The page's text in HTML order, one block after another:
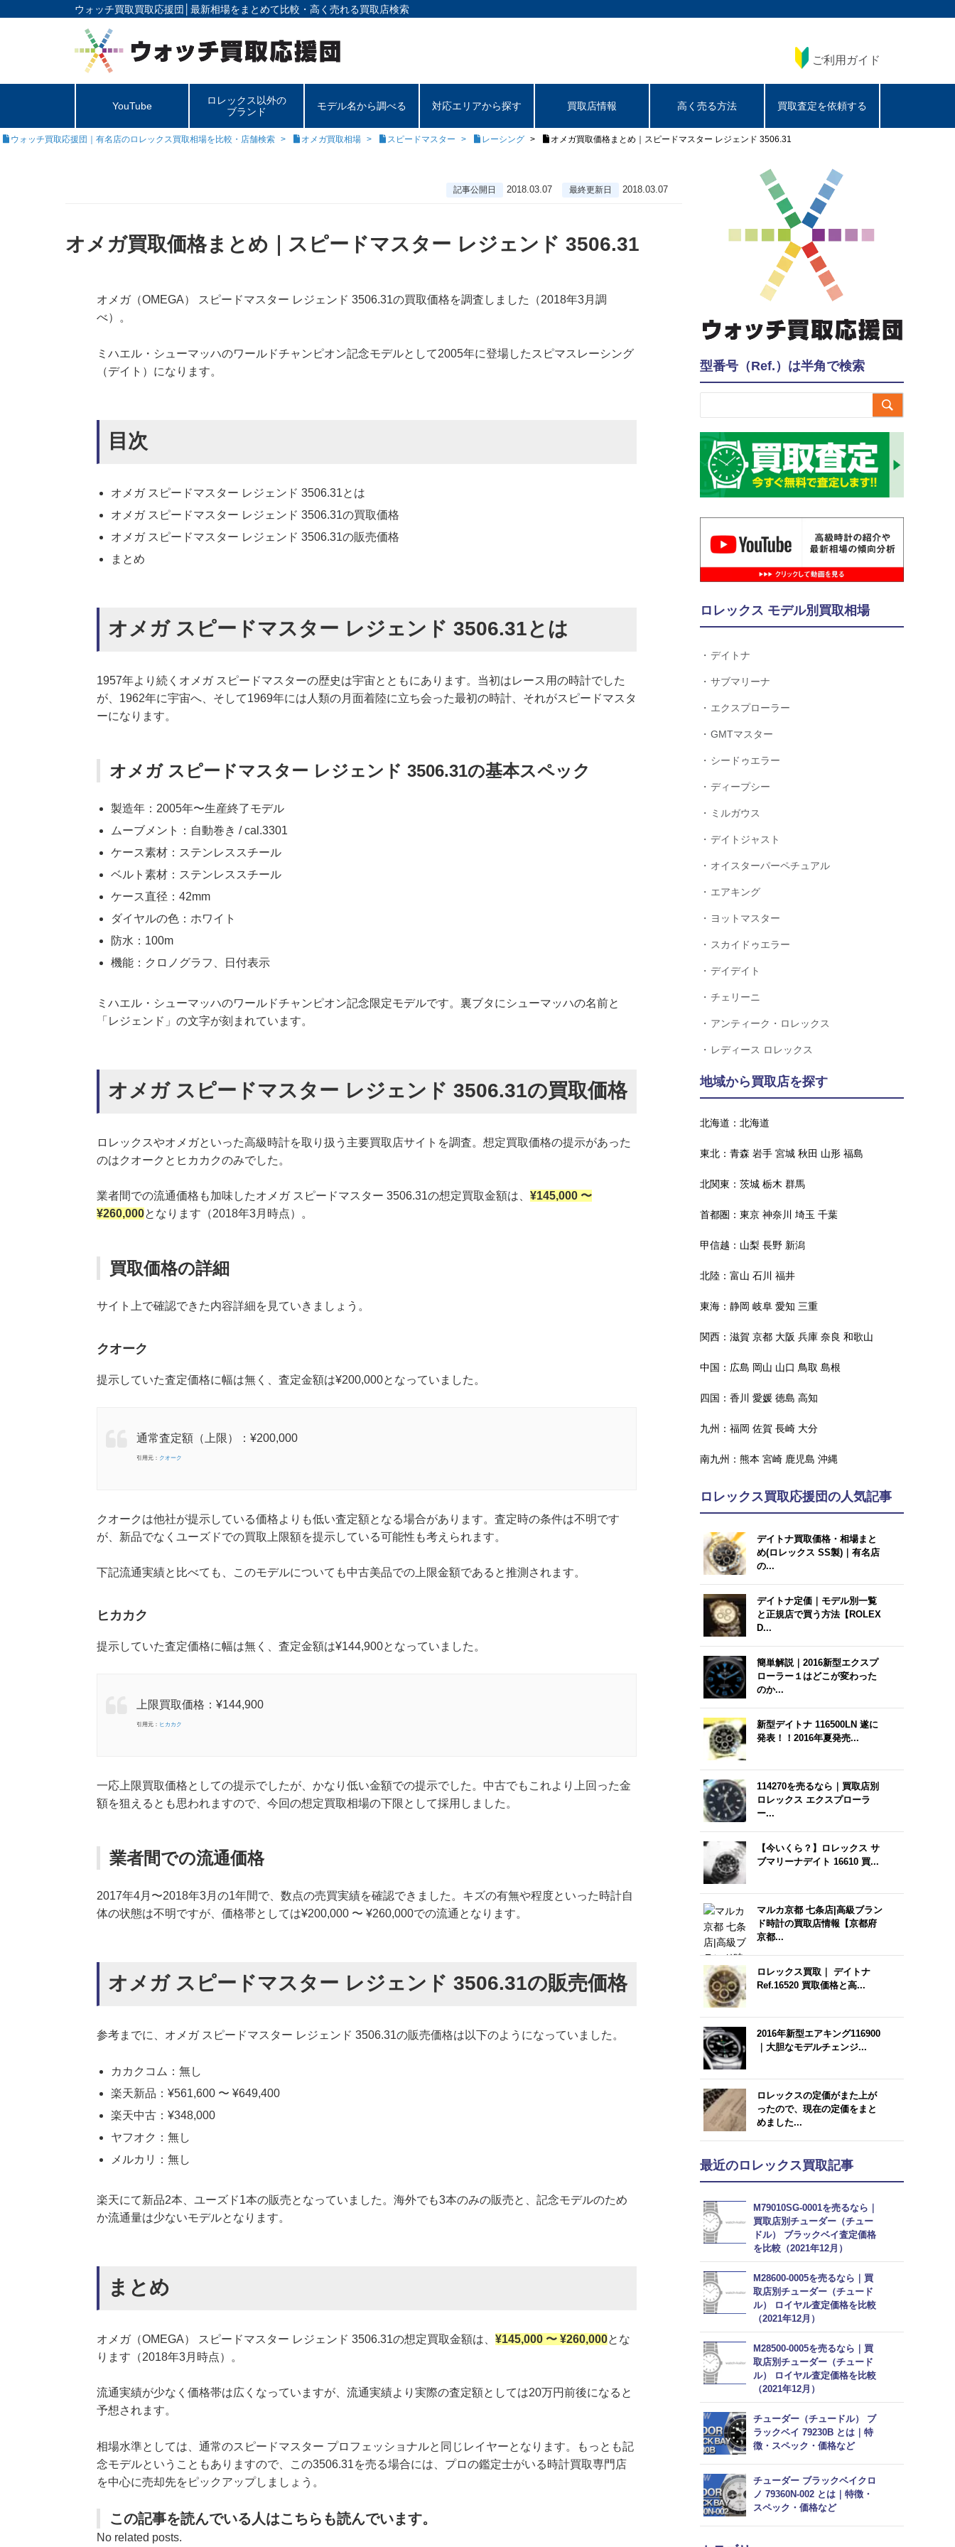
ウォッチ買取買取応援団│ 最新相場をまとめて比較・高く売れる買取店検索
ご利用ガイド
YouTube
ロレックス以外の
ブランド
モデル名から調べる 対応エリアから探す 買取店情報 高く売る方法 買取査定を依頼する
ウォッチ買取応援団｜有名店のロレックス買取相場を比較・店舗検索 オメガ買取相場 スピードマスター レーシング オメガ買取価格まとめ｜スピードマスター レジェンド 3506.31
記事公開日 2018.03.07 最終更新日 2018.03.07
オメガ買取価格まとめ｜スピードマスター レジェンド 3506.31
オメガ（OMEGA） スピードマスター レジェンド 3506.31の買取価格を調査しました（2018年3月調
べ）。
ミハエル・シューマッハのワールドチャンピオン記念モデルとして2005年に登場したスピマスレーシング
（デイト）になります。
目次
オメガ スピードマスター レジェンド 3506.31とは
オメガ スピードマスター レジェンド 3506.31の買取価格
オメガ スピードマスター レジェンド 3506.31の販売価格
まとめ
オメガ スピードマスター レジェンド 3506.31とは
1957年より続くオメガ スピードマスターの歴史は宇宙とともにあります。当初はレース用の時計でした
が、1962年に宇宙へ、そして1969年には人類の月面着陸に立ち会った最初の時計、それがスピードマスタ
ーになります。
オメガ スピードマスター レジェンド 3506.31の基本スペック
製造年：2005年〜生産終了モデル
ムーブメント：自動巻き / cal.3301
ケース素材：ステンレススチール
ベルト素材：ステンレススチール
ケース直径：42mm
ダイヤルの色：ホワイト
防水：100m
機能：クロノグラフ、日付表示
ミハエル・シューマッハのワールドチャンピオン記念限定モデルです。裏ブタにシューマッハの名前と
「レジェンド」の文字が刻まれています。
オメガ スピードマスター レジェンド 3506.31の買取価格
ロレックスやオメガといった高級時計を取り扱う主要買取店サイトを調査。想定買取価格の提示があった
のはクオークとヒカカクのみでした。
業者間での流通価格も加味したオメガ スピードマスター 3506.31の想定買取金額は、 ¥145,000 〜
¥260,000となります（2018年3月時点）。
買取価格の詳細
サイト上で確認できた内容詳細を見ていきましょう。
クオーク
提示していた査定価格に幅は無く、査定金額は¥200,000となっていました。
通常査定額（上限）：¥200,000
引用元： クオーク
クオークは他社が提示している価格よりも低い査定額となる場合があります。査定時の条件は不明です
が、新品でなくユーズドでの買取上限額を提示している可能性も考えられます。
下記流通実績と比べても、このモデルについても中古美品での上限金額であると推測されます。
ヒカカク
提示していた査定価格に幅は無く、査定金額は¥144,900となっていました。
上限買取価格：¥144,900
引用元： ヒカカク
一応上限買取価格としての提示でしたが、かなり低い金額での提示でした。中古でもこれより上回った金
額を狙えるとも思われますので、今回の想定買取相場の下限として採用しました。
業者間での流通価格
2017年4月〜2018年3月の1年間で、数点の売買実績を確認できました。キズの有無や程度といった時計自
体の状態は不明ですが、価格帯としては¥200,000 〜 ¥260,000での流通となります。
オメガ スピードマスター レジェンド 3506.31の販売価格
参考までに、オメガ スピードマスター レジェンド 3506.31の販売価格は以下のようになっていました。
カカクコム：無し
楽天新品：¥561,600 〜 ¥649,400
楽天中古：¥348,000
ヤフオク：無し
メルカリ：無し
楽天にて新品2本、ユーズド1本の販売となっていました。海外でも3本のみの販売と、記念モデルのため
か流通量は少ないモデルとなります。
まとめ
オメガ（OMEGA） スピードマスター レジェンド 3506.31の想定買取金額は、 ¥145,000 〜 ¥260,000とな
ります（2018年3月時点）。
流通実績が少なく価格帯は広くなっていますが、流通実績より実際の査定額としては20万円前後になると
予想されます。
相場水準としては、通常のスピードマスター プロフェッショナルと同じレイヤーとなります。もっとも記
念モデルということもありますので、この3506.31を売る場合には、プロの鑑定士がいる時計買取専門店
を中心に売却先をピックアップしましょう。
この記事を読んでいる人はこちらも読んでいます。
No related posts.
型番号（Ref.）は半角で検索

ロレックス モデル別買取相場
デイトナ
サブマリーナ
エクスプローラー
GMTマスター
シードゥエラー
ディープシー
ミルガウス
デイトジャスト
オイスターパーペチュアル
エアキング
ヨットマスター
スカイドゥエラー
デイデイト
チェリーニ
アンティーク・ロレックス
レディース ロレックス
地域から買取店を探す
北海道： 北海道
東北： 青森 岩手 宮城 秋田 山形 福島
北関東： 茨城 栃木 群馬
首都圏： 東京 神奈川 埼玉 千葉
甲信越： 山梨 長野 新潟
北陸： 富山 石川 福井
東海： 静岡 岐阜 愛知 三重
関西： 滋賀 京都 大阪 兵庫 奈良 和歌山
中国： 広島 岡山 山口 鳥取 島根
四国： 香川 愛媛 徳島 高知
九州： 福岡 佐賀 長崎 大分
南九州： 熊本 宮崎 鹿児島 沖縄
ロレックス買取応援団の人気記事
デイトナ買取価格・相場まと
め(ロレックス SS製)｜有名店
の...
デイトナ定価｜モデル別一覧
と正規店で買う方法【ROLEX
D...
簡単解説｜2016新型エクスプ
ローラー１はどこが変わった
のか...
新型デイトナ 116500LN 遂に
発表！！2016年夏発売...
114270を売るなら｜買取店別
ロレックス エクスプローラ
ー...
【今いくら？】ロレックス サ
ブマリーナデイト 16610 買...
マルカ京都 七条店|高級ブラン
ド時計の買取店情報【京都府
京都...
ロレックス買取｜ デイトナ
Ref.16520 買取価格と高...
2016年新型エアキング116900
｜大胆なモデルチェンジ...
ロレックスの定価がまた上が
ったので、現在の定価をまと
めました...
最近のロレックス買取記事
M79010SG-0001を売るなら｜
買取店別チューダー（チュー
ドル） ブラックベイ査定価格
を比較（2021年12月）
M28600-0005を売るなら｜買
取店別チューダー（チュード
ル） ロイヤル査定価格を比較
（2021年12月）
M28500-0005を売るなら｜買
取店別チューダー（チュード
ル） ロイヤル査定価格を比較
（2021年12月）
チューダー（チュードル） ブ
ラックベイ 79230B とは｜特
徴・スペック・価格など
チューダー ブラックベイクロ
ノ 79360N-002 とは｜特徴・
スペック・価格など